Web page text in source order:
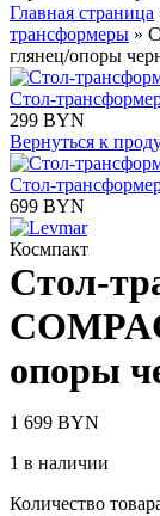
Главная страница
трансформеры »
глянец/опоры
Стол-
299 BYN
Вернуться к
Стол-
699 BYN
Космпакт
Стол-
опоры
1 699 BYN
1 в наличии
Количество